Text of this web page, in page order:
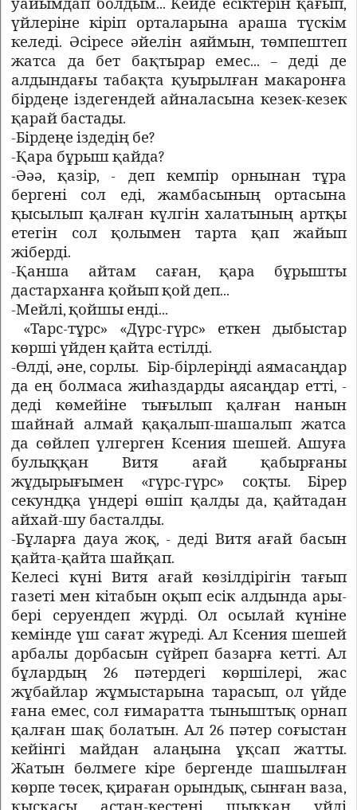
уайымдап болдым... Кейде есіктерін қағып,
үйлеріне кіріп орталарына араша түскім
келеді. Әсіресе әйелін аяймын, төмпештеп
жатса да бет бақтырар емес... – деді де
алдындағы табақта қуырылған макаронға
бірдеңе іздегендей айналасына кезек-кезек
қарай бастады.
-Бірдеңе іздедің бе?
-Қара бұрыш қайда?
-Әәә, қазір, - деп кемпір орнынан тұра
бергені сол еді, жамбасының ортасына
қысылып қалған күлгін халатының артқы
етегін сол қолымен тарта қап жайып
жіберді.
-Қанша айтам саған, қара бұрышты
дастарханға қойып қой деп...
-Мейлі, қойшы енді...
«Тарс-тұрс» «Дүрс-гүрс» еткен дыбыстар
көрші үйден қайта естілді.
-Өлді, әне, сорлы. Бір-бірлеріңді аямасаңдар
да ең болмаса жиһаздарды аясаңдар етті, -
деді көмейіне тығылып қалған нанын
шайнай алмай қақалып-шашалып жатса
да сөйлеп үлгерген Ксения шешей. Ашуға
булыққан Витя ағай қабырғаны
жұдырығымен «гүрс-гүрс» соқты. Бірер
секундқа үндері өшіп қалды да, қайтадан
айхай-шу басталды.
-Бұларға дауа жоқ, - деді Витя ағай басын
қайта-қайта шайқап.
Келесі күні Витя ағай көзілдірігін тағып
газеті мен кітабын оқып есік алдында ары-
бері серуендеп жүрді. Ол осылай күніне
кемінде үш сағат жүреді. Ал Ксения шешей
арбалы дорбасын сүйреп базарға кетті. Ал
бұлардың 26 пәтердегі көршілері, жас
жұбайлар жұмыстарына тарасып, ол үйде
ғана емес, сол ғимаратта тыныштық орнап
қалған шақ болатын. Ал 26 пәтер соғыстан
кейінгі майдан алаңына ұқсап жатты.
Жатын бөлмеге кіре бергенде шашылған
көрпе төсек, қираған орындық, сынған ваза,